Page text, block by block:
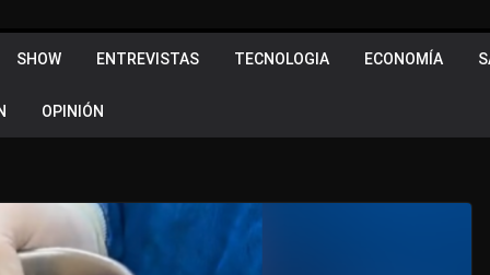
SHOW ENTREVISTAS TECNOLOGIA ECONOMÍA
OPINIÓN